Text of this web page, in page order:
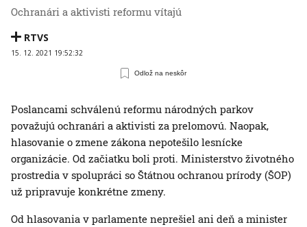
Ochranári a aktivisti reformu vítajú
RTVS
15. 12. 2021 19:52:32
Odlož na neskôr
Poslancami schválenú reformu národných parkov
považujú ochranári a aktivisti za prelomovú. Naopak,
hlasovanie o zmene zákona nepotešilo lesnícke
organizácie. Od začiatku boli proti. Ministerstvo životného
prostredia v spolupráci so Štátnou ochranou prírody (ŠOP)
už pripravuje konkrétne zmeny.
Od hlasovania v parlamente neprešiel ani deň a minister